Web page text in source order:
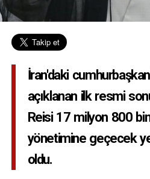
İran'daki
açıklanan ilk resmi
Reisi 17 milyon 800
yönetimine geçecek
oldu.